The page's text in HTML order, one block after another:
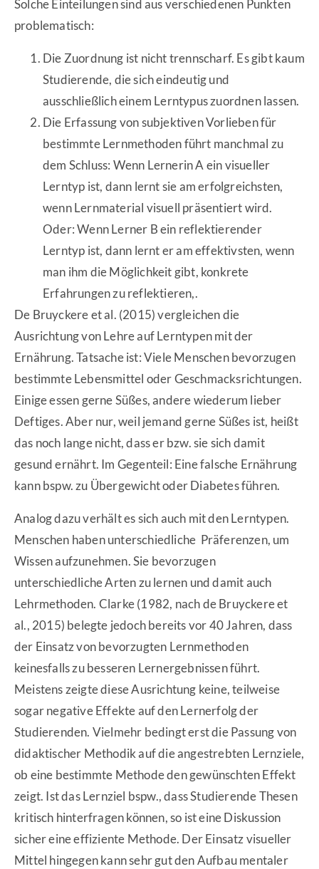
Solche Einteilungen sind aus verschiedenen Punkten
problematisch:
Die Zuordnung ist nicht trennscharf. Es gibt kaum
Studierende, die sich eindeutig und
ausschließlich einem Lerntypus zuordnen lassen.
Die Erfassung von subjektiven Vorlieben für
bestimmte Lernmethoden führt manchmal zu
dem Schluss: Wenn Lernerin A ein visueller
Lerntyp ist, dann lernt sie am erfolgreichsten,
wenn Lernmaterial visuell präsentiert wird.
Oder: Wenn Lerner B ein reflektierender
Lerntyp ist, dann lernt er am effektivsten, wenn
man ihm die Möglichkeit gibt, konkrete
Erfahrungen zu reflektieren,.
De Bruyckere et al. (2015) vergleichen die
Ausrichtung von Lehre auf Lerntypen mit der
Ernährung. Tatsache ist: Viele Menschen bevorzugen
bestimmte Lebensmittel oder Geschmacksrichtungen.
Einige essen gerne Süßes, andere wiederum lieber
Deftiges. Aber nur, weil jemand gerne Süßes ist, heißt
das noch lange nicht, dass er bzw. sie sich damit
gesund ernährt. Im Gegenteil: Eine falsche Ernährung
kann bspw. zu Übergewicht oder Diabetes führen.
Analog dazu verhält es sich auch mit den Lerntypen.
Menschen haben unterschiedliche Präferenzen, um
Wissen aufzunehmen. Sie bevorzugen
unterschiedliche Arten zu lernen und damit auch
Lehrmethoden. Clarke (1982, nach de Bruyckere et
al., 2015) belegte jedoch bereits vor 40 Jahren, dass
der Einsatz von bevorzugten Lernmethoden
keinesfalls zu besseren Lernergebnissen führt.
Meistens zeigte diese Ausrichtung keine, teilweise
sogar negative Effekte auf den Lernerfolg der
Studierenden. Vielmehr bedingt erst die Passung von
didaktischer Methodik auf die angestrebten Lernziele,
ob eine bestimmte Methode den gewünschten Effekt
zeigt. Ist das Lernziel bspw., dass Studierende Thesen
kritisch hinterfragen können, so ist eine Diskussion
sicher eine effiziente Methode. Der Einsatz visueller
Mittel hingegen kann sehr gut den Aufbau mentaler